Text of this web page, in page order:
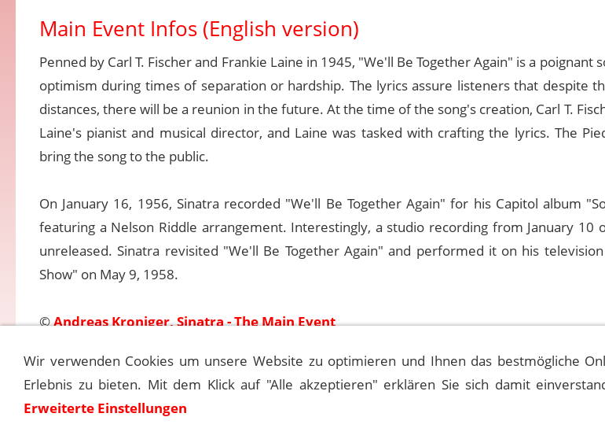
Main Event Infos (English version)
Penned by Carl T. Fischer and Frankie Laine in 1945, "We'll Be Together Again" is a poignant
optimism during times of separation or hardship. The lyrics assure listeners that despite
distances, there will be a reunion in the future. At the time of the song's creation, Carl T.
Laine's pianist and musical director, and Laine was tasked with crafting the lyrics. The
bring the song to the public.
On January 16, 1956, Sinatra recorded "We'll Be Together Again" for his Capitol album
featuring a Nelson Riddle arrangement. Interestingly, a studio recording from January 10
unreleased. Sinatra revisited "We'll Be Together Again" and performed it on his
Show" on May 9, 1958.
©Andreas Kroniger, Sinatra - The Main Event
Wir verwenden Cookies um unsere Website zu optimieren und Ihnen das bestmögliche
Erlebnis zu bieten. Mit dem Klick auf "Alle akzeptieren" erklären Sie sich damit
Erweiterte Einstellungen